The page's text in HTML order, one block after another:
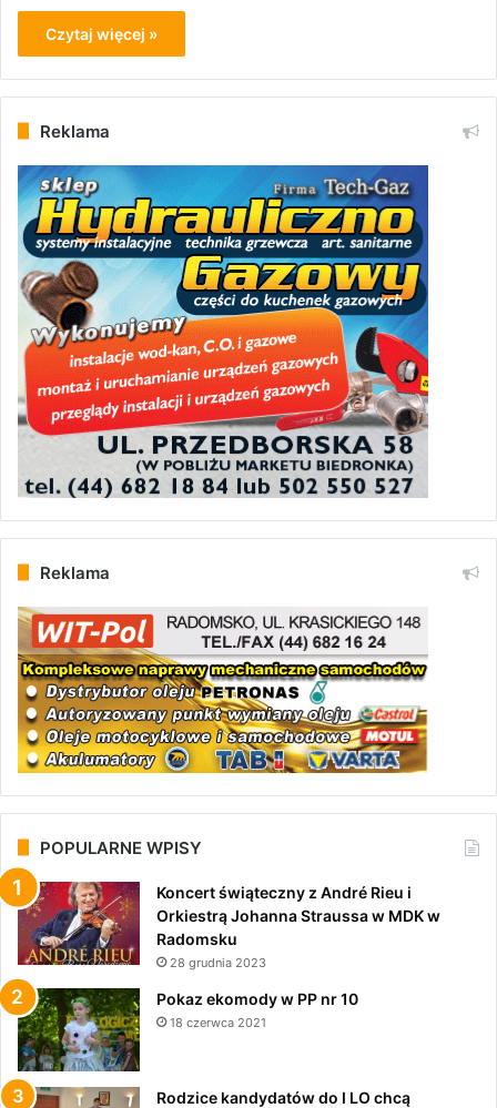
Czytaj więcej »
Reklama
Reklama
POPULARNE WPISY
Koncert świąteczny z André Rieu i
Orkiestrą Johanna Straussa w MDK w
Radomsku
28 grudnia 2023
Pokaz ekomody w PP nr 10
18 czerwca 2021
Rodzice kandydatów do I LO chcą